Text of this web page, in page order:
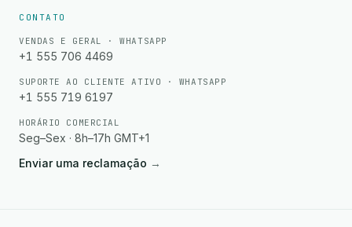
CONTATO
VENDAS E GERAL · WHATSAPP
+1 555 706 4469
SUPORTE AO CLIENTE ATIVO · WHATSAPP
+1 555 719 6197
HORÁRIO COMERCIAL
Seg–Sex · 8h–17h GMT+1
Enviar uma reclamação →